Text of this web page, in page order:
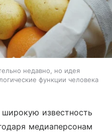
недавно, но идея
функции человека
известность
медиаперсонам